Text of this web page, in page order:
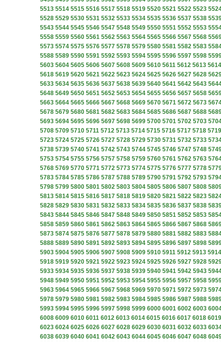
5513 5514 5515 5516 5517 5518 5519 5520 5521 5522 5523
5528 5529 5530 5531 5532 5533 5534 5535 5536 5537 5538
5543 5544 5545 5546 5547 5548 5549 5550 5551 5552 5553
5558 5559 5560 5561 5562 5563 5564 5565 5566 5567 5568
5573 5574 5575 5576 5577 5578 5579 5580 5581 5582 5583
5588 5589 5590 5591 5592 5593 5594 5595 5596 5597 5598
5603 5604 5605 5606 5607 5608 5609 5610 5611 5612 5613 5614
5618 5619 5620 5621 5622 5623 5624 5625 5626 5627 5628
5633 5634 5635 5636 5637 5638 5639 5640 5641 5642 5643
5648 5649 5650 5651 5652 5653 5654 5655 5656 5657 5658
5663 5664 5665 5666 5667 5668 5669 5670 5671 5672 5673
5678 5679 5680 5681 5682 5683 5684 5685 5686 5687 5688
5693 5694 5695 5696 5697 5698 5699 5700 5701 5702 5703
5708 5709 5710 5711 5712 5713 5714 5715 5716 5717 5718 5719
5723 5724 5725 5726 5727 5728 5729 5730 5731 5732 5733
5738 5739 5740 5741 5742 5743 5744 5745 5746 5747 5748
5753 5754 5755 5756 5757 5758 5759 5760 5761 5762 5763
5768 5769 5770 5771 5772 5773 5774 5775 5776 5777 5778
5783 5784 5785 5786 5787 5788 5789 5790 5791 5792 5793
5798 5799 5800 5801 5802 5803 5804 5805 5806 5807 5808
5813 5814 5815 5816 5817 5818 5819 5820 5821 5822 5823
5828 5829 5830 5831 5832 5833 5834 5835 5836 5837 5838
5843 5844 5845 5846 5847 5848 5849 5850 5851 5852 5853
5858 5859 5860 5861 5862 5863 5864 5865 5866 5867 5868
5873 5874 5875 5876 5877 5878 5879 5880 5881 5882 5883
5888 5889 5890 5891 5892 5893 5894 5895 5896 5897 5898
5903 5904 5905 5906 5907 5908 5909 5910 5911 5912 5913 5914
5918 5919 5920 5921 5922 5923 5924 5925 5926 5927 5928
5933 5934 5935 5936 5937 5938 5939 5940 5941 5942 5943
5948 5949 5950 5951 5952 5953 5954 5955 5956 5957 5958
5963 5964 5965 5966 5967 5968 5969 5970 5971 5972 5973
5978 5979 5980 5981 5982 5983 5984 5985 5986 5987 5988
5993 5994 5995 5996 5997 5998 5999 6000 6001 6002 6003
6008 6009 6010 6011 6012 6013 6014 6015 6016 6017 6018 6019
6023 6024 6025 6026 6027 6028 6029 6030 6031 6032 6033
6038 6039 6040 6041 6042 6043 6044 6045 6046 6047 6048